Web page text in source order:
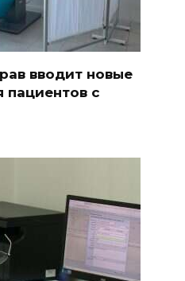
вводит новые
пациентов с